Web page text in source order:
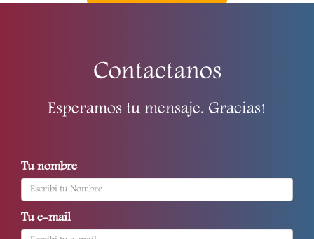
Contactanos
Esperamos tu mensaje. Gracias!
Tu nombre
Tu e-mail